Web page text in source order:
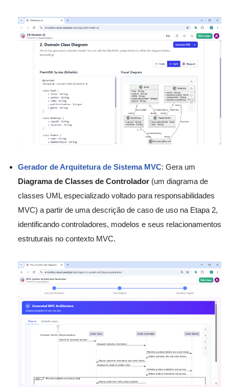
Gerador de Arquitetura de Sistema MVC: Gera um
Diagrama de Classes de Controlador (um diagrama de
classes UML especializado voltado para responsabilidades
MVC) a partir de uma descrição de caso de uso na Etapa 2,
identificando controladores, modelos e seus relacionamentos
estruturais no contexto MVC.